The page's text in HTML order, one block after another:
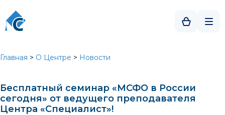
Главная > О Центре > Новости
Бесплатный семинар «МСФО в России
сегодня» от ведущего преподавателя
Центра «Специалист»!